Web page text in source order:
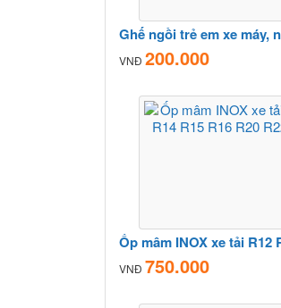
Ghế ngồi trẻ em xe máy,
VNĐ 200.000
VNĐ 750.000